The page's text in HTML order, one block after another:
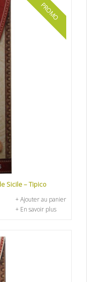
PROMO
Sicile – Tipico
+ Ajouter au panier
+ En savoir plus